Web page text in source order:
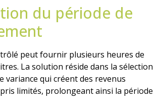
du période de
peut fournir plusieurs heures de
La solution réside dans la sélection
variance qui créent des revenus
limités, prolongeant ainsi la période